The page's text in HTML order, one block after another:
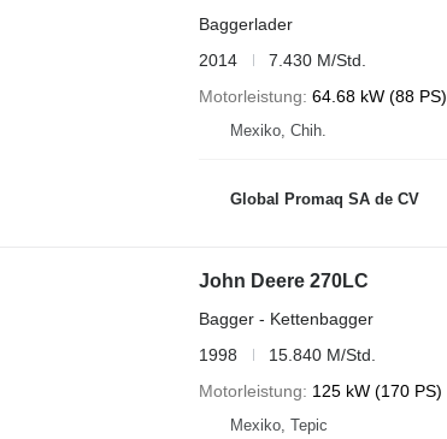
Baggerlader
2014
7.430 M/Std.
Motorleistung 64.68 kW (88 PS)
Mexiko, Chih.
Global Promaq SA de CV
John Deere 270LC
Bagger - Kettenbagger
1998
15.840 M/Std.
Motorleistung
125 kW (170 PS)
Mexiko, Tepic